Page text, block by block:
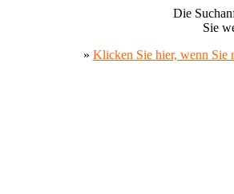
Die
Sie
» Klicken Sie hier, wenn Sie